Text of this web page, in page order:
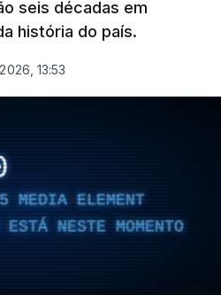
seis décadas em
história do país.
13:53
MEDIA ELEMENT
ESTÁ NESTE MOMENTO